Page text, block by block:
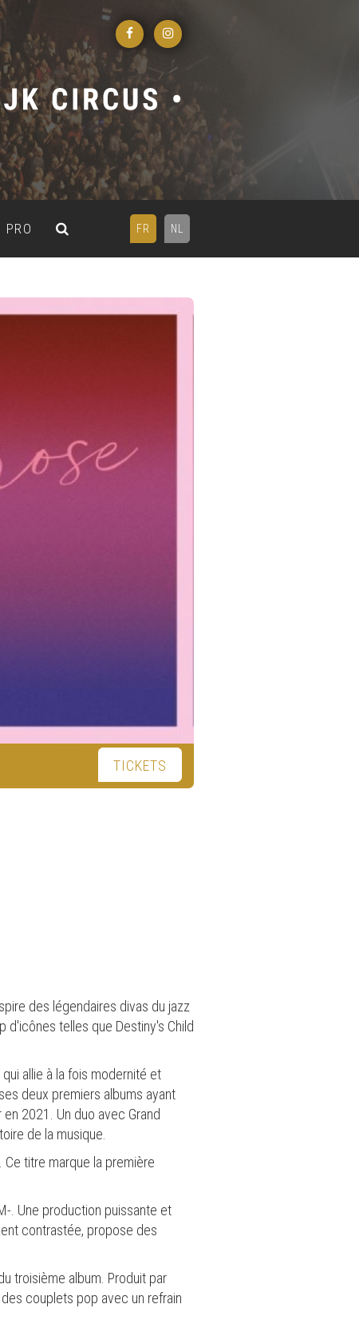
FR NL
PRO
TICKETS
des légendaires divas du jazz
d'icônes telles que Destiny's Child
allie à la fois modernité et
deux premiers albums ayant
2021. Un duo avec Grand
de la musique.
Ce titre marque la première
. Une production puissante et
contrastée, propose des
troisième album. Produit par
couplets pop avec un refrain